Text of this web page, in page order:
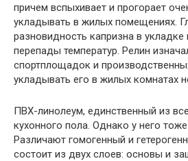
причем вспыхивает и прогорает
укладывать в жилых помещениях.
разновидность капризна в укладке
перепады температур. Релин
спортплощадок и
укладывать его в жилых комнатах
ПВХ-линолеум, единственный из
кухонного пола. Однако у него
Различают гомогенный и
состоит из двух слоев: основы и